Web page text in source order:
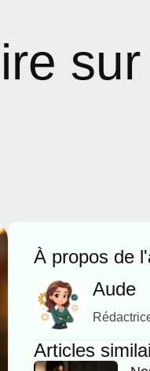
sur
À propos de
Aude
Articles